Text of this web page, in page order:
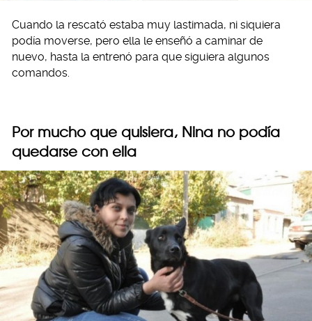
Cuando la rescató estaba muy lastimada, ni siquiera
podía moverse, pero ella le enseñó a caminar de
nuevo, hasta la entrenó para que siguiera algunos
comandos.
Por mucho que quisiera, Nina no podía
quedarse con ella